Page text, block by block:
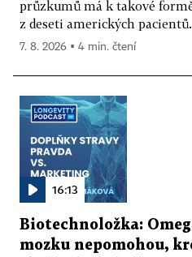
průzkumů má k takové
z deseti amerických
7. 8. 2026 ▪ 4 min. čtení
16:13
Biotechnoložka:
mozku nepomohou,